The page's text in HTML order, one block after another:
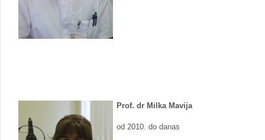
Prof. dr Milka Mavija
od 2010. do danas